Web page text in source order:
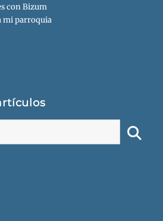
con Bizum
mi parroquia